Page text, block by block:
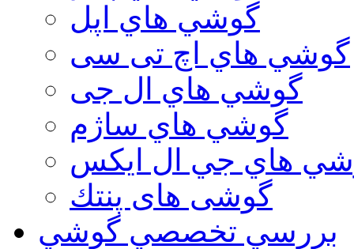
گوشي هاي اپل
گوشي هاي اچ تی سی
گوشي هاي ال جی
گوشي هاي ساژم
هاي جي ال ايكس
گوشی های پنتك
بررسي تخصصي گوشي